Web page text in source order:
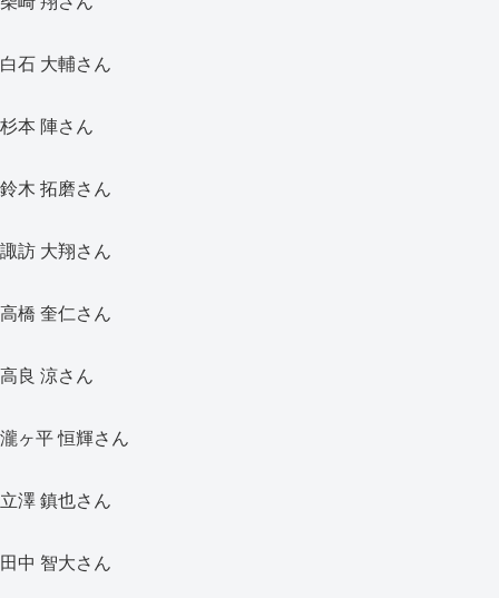
白石 大輔さん
杉本 陣さん
鈴木 拓磨さん
諏訪 大翔さん
高橋 奎仁さん
高良 涼さん
瀧ヶ平 恒輝さん
立澤 鎮也さん
田中 智大さん